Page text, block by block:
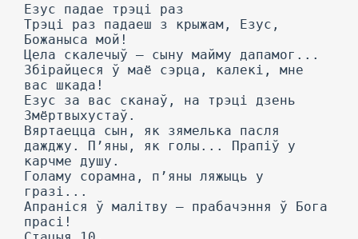
Езус падае трэці раз
Трэці раз падаеш з крыжам, Езус,
Божаныса мой!
Цела скалечыў — сыну майму дапамог...
Збірайцеся ў маё сэрца, калекі, мне
вас шкада!
Езус за вас сканаў, на трэці дзень
Змёртвыхустаў.
Вяртаецца сын, як зямелька пасля
дажджу. П’яны, як голы... Прапіў у
карчме душу.
Голаму сорамна, п’яны ляжыць у
гразі...
Апраніся ў малітву — прабачэння ў Бога
прасі!